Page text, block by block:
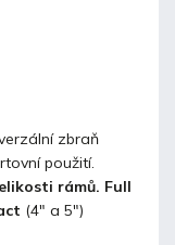
zbraň
použití.
rámů. Full
(4" a 5")